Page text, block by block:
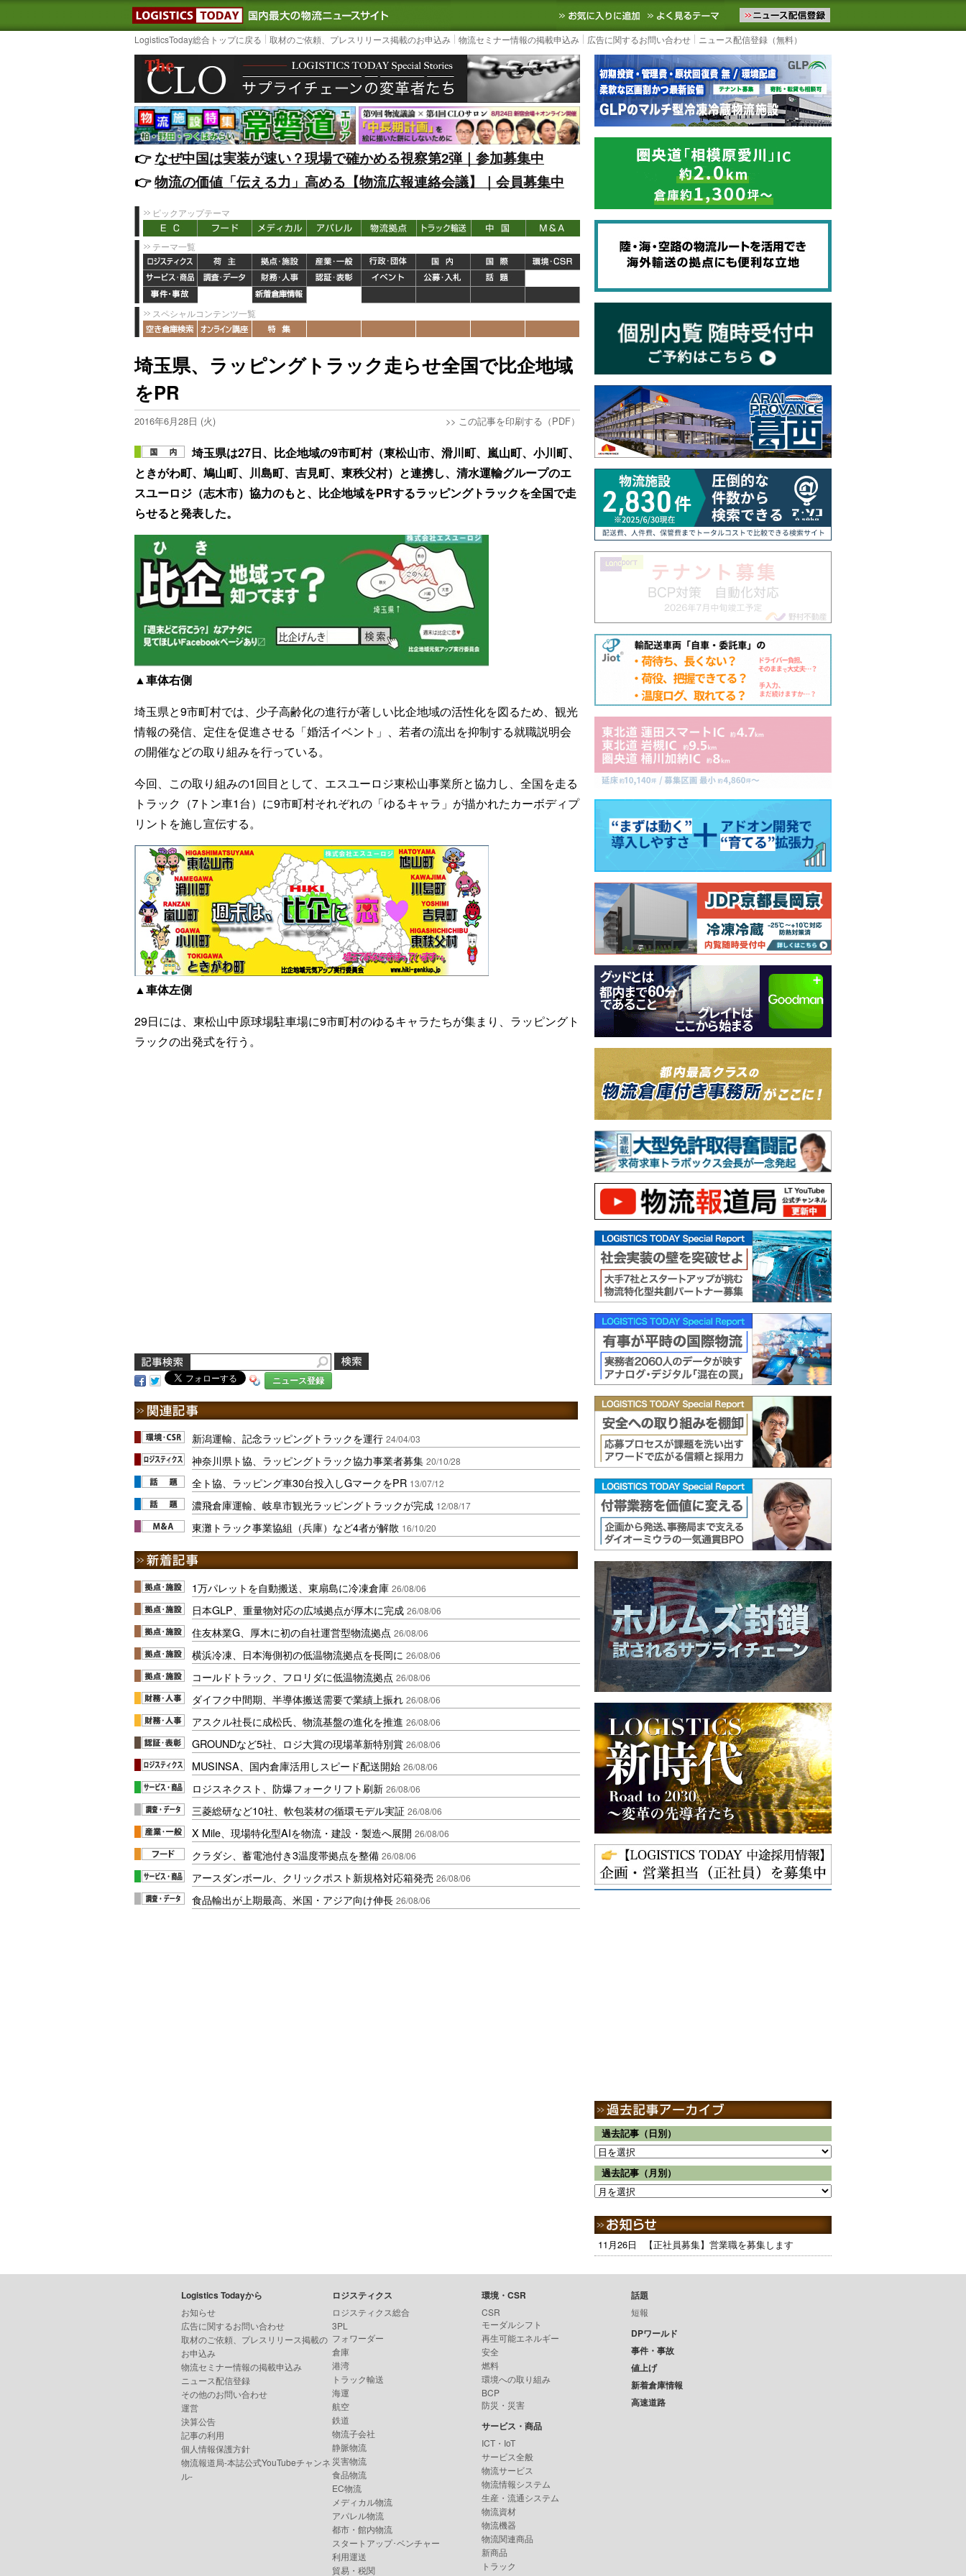
LOGISTICS TODAY｜国内最大の物流ニュースサイト3PL, SCMなど国内外の最新の物流ニュースをお届けします。物流ニュースメール配信を登録す
お気に入りに追加 よく見るテーマ
LogisticsToday総合トップに戻る 取材のご依頼、プレスリリース掲載のお申込み 物流セミナー情報の掲載申込み 広告に関するお問い合わせ ニュース配信登録（無料）
👉️なぜ中国は実装が速い？現場で確かめる視察第2弾｜参加募集中
👉️物流の価値「伝える力」高める【物流広報連絡会議】｜会員募集中
ピックアップテーマ
テーマ一覧
スペシャルコンテンツ一覧
埼玉県、ラッピングトラック走らせ全国で比企地域
をPR
2016年6月28日 (火) >> この記事を印刷する（PDF）
埼玉県は27日、比企地域の9市町村（東松山市、滑川町、嵐山町、小川町、
ときがわ町、鳩山町、川島町、吉見町、東秩父村）と連携し、清水運輸グループのエ
スユーロジ（志木市）協力のもと、比企地域をPRするラッピングトラックを全国で走
らせると発表した。
▲車体右側
埼玉県と9市町村では、少子高齢化の進行が著しい比企地域の活性化を図るため、観光
情報の発信、定住を促進させる「婚活イベント」、若者の流出を抑制する就職説明会
の開催などの取り組みを行っている。
今回、この取り組みの1回目として、エスユーロジ東松山事業所と協力し、全国を走る
トラック（7トン車1台）に9市町村それぞれの「ゆるキャラ」が描かれたカーボディプ
リントを施し宣伝する。
▲車体左側
29日には、東松山中原球場駐車場に9市町村のゆるキャラたちが集まり、ラッピングト
ラックの出発式を行う。
ニュース登録
新潟運輸、記念ラッピングトラックを運行 24/04/03
神奈川県ト協、ラッピングトラック協力事業者募集 20/10/28
全ト協、ラッピング車30台投入しGマークをPR 13/07/12
濃飛倉庫運輸、岐阜市観光ラッピングトラックが完成 12/08/17
東灘トラック事業協組（兵庫）など4者が解散 16/10/20
1万パレットを自動搬送、東扇島に冷凍倉庫 26/08/06
日本GLP、重量物対応の広域拠点が厚木に完成 26/08/06
住友林業G、厚木に初の自社運営型物流拠点 26/08/06
横浜冷凍、日本海側初の低温物流拠点を長岡に 26/08/06
コールドトラック、フロリダに低温物流拠点 26/08/06
ダイフク中間期、半導体搬送需要で業績上振れ 26/08/06
アスクル社長に成松氏、物流基盤の進化を推進 26/08/06
GROUNDなど5社、ロジ大賞の現場革新特別賞 26/08/06
MUSINSA、国内倉庫活用しスピード配送開始 26/08/06
ロジスネクスト、防爆フォークリフト刷新 26/08/06
三菱総研など10社、軟包装材の循環モデル実証 26/08/06
X Mile、現場特化型AIを物流・建設・製造へ展開 26/08/06
クラダシ、蓄電池付き3温度帯拠点を整備 26/08/06
アースダンボール、クリックポスト新規格対応箱発売 26/08/06
食品輸出が上期最高、米国・アジア向け伸長 26/08/06
過去記事（日別）
過去記事（月別）
11月26日 【正社員募集】営業職を募集します
Logistics Todayから
お知らせ
広告に関するお問い合わせ
取材のご依頼、プレスリリース掲載の
お申込み
物流セミナー情報の掲載申込み
ニュース配信登録
その他のお問い合わせ
運営
決算公告
記事の利用
個人情報保護方針
物流報道局-本誌公式YouTubeチャンネ
ル-
ロジスティクス
ロジスティクス総合
3PL
フォワーダー
倉庫
港湾
トラック輸送
海運
航空
鉄道
物流子会社
静脈物流
災害物流
食品物流
EC物流
メディカル物流
アパレル物流
都市・館内物流
スタートアップ･ベンチャー
利用運送
貿易・税関
環境・CSR
CSR
モーダルシフト
再生可能エネルギー
安全
燃料
環境への取り組み
BCP
防災・災害
サービス・商品
ICT・IoT
サービス全般
物流サービス
物流情報システム
生産・流通システム
物流資材
物流機器
物流関連商品
新商品
トラック
話題
短報
DPワールド
事件・事故
値上げ
新着倉庫情報
高速道路